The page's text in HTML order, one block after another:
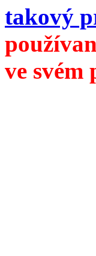
takový
ve